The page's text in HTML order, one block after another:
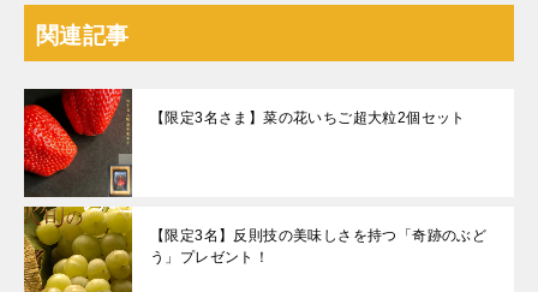
関連記事
【限定3名さま】菜の花いちご超大粒2個セット
【限定3名】反則技の美味しさを持つ「奇跡のぶど
う」プレゼント！